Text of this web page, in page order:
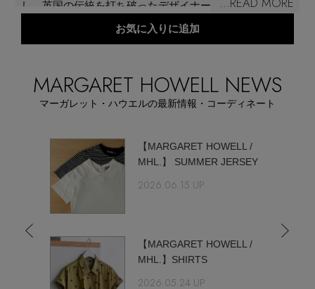
【予約】新作ウェアをチェック
【日傘】完全遮光・軽量傘
【サンダル】ビーサンの季節！
【リネン】涼しい夏素材
アイテム一覧
SALE
CATEGORY
ウェア
すべてのウェア
シューズ
ご登録はこちら
カスタマーサポート
エル・ショップについて
お知らせ
し、英国の伝統を打ち破ったデザイナーとして華々しく
デビューを飾った「MARGARET HOWELL（マーガレッ
にとらわれないタイムレスでモダンなデザインを発信し
続けている。
お気に入りに追加
MARGARET HOWELL NEWS
マーガレット・ハウエルの最新情報・コーディネート
【MARGARET HOWELL /
MHL.】 SUMMER JERSEY
2026.06.15 UP
【MARGARET HOWELL /
MHL.】SHIRTS
2026.05.24 UP